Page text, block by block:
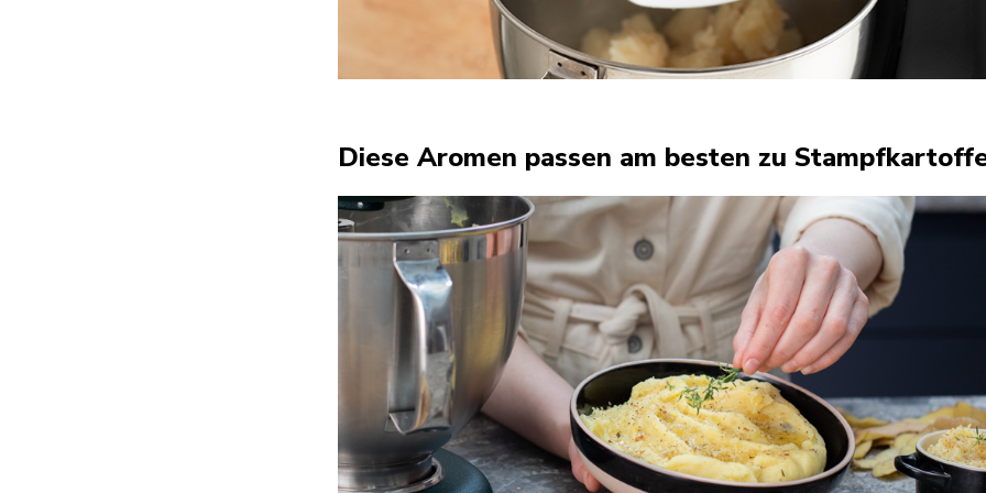
Diese Aromen passen am besten zu